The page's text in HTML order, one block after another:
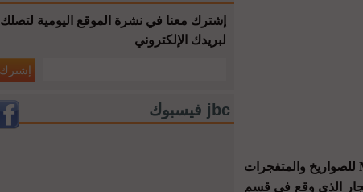
إشترك معنا في نشرة الموقع اليومية لتصلك
لبريدك الإلكتروني
jbc فيسبوك
وأفادت وكالة "إخلاص" التركية بوقوع انفجار في ساعات الصباح في مصنع MKE للصواريخ والمتفجرات
الذي وقع في قسم